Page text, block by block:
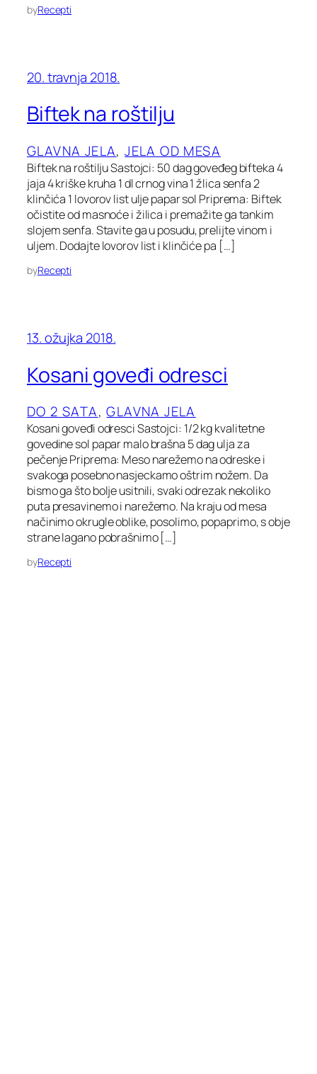
byRecepti
20. travnja 2018.
Biftek na roštilju
GLAVNA JELA, JELA OD MESA
Biftek na roštilju Sastojci: 50 dag goveđeg bifteka 4
jaja 4 kriške kruha 1 dl crnog vina 1 žlica senfa 2
klinčića 1 lovorov list ulje papar sol Priprema: Biftek
očistite od masnoće i žilica i premažite ga tankim
slojem senfa. Stavite ga u posudu, prelijte vinom i
uljem. Dodajte lovorov list i klinčiće pa […]
byRecepti
13. ožujka 2018.
Kosani goveđi odresci
DO 2 SATA, GLAVNA JELA
Kosani goveđi odresci Sastojci: 1/2 kg kvalitetne
govedine sol papar malo brašna 5 dag ulja za
pečenje Priprema: Meso narežemo na odreske i
svakoga posebno nasjeckamo oštrim nožem. Da
bismo ga što bolje usitnili, svaki odrezak nekoliko
puta presavinemo i narežemo. Na kraju od mesa
načinimo okrugle oblike, posolimo, popaprimo, s obje
strane lagano pobrašnimo […]
byRecepti